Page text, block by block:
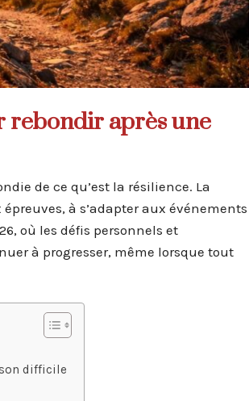
rebondir après une
de ce qu’est la résilience. La
à s’adapter aux événements
où les défis personnels et
à progresser, même lorsque tout
difficile